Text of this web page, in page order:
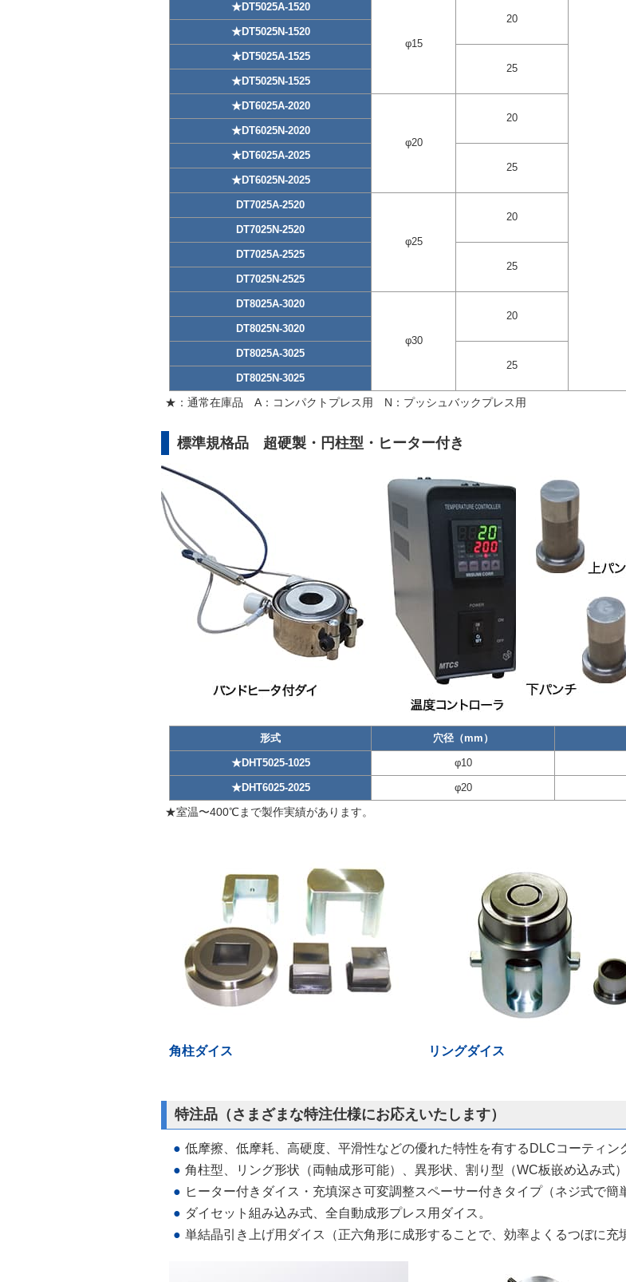
★DT5025A-1520
φ15
20
★DT5025N-1520
★DT5025A-1525
25
★DT5025N-1525
★DT6025A-2020
φ20
20
★DT6025N-2020
★DT6025A-2025
25
★DT6025N-2025
DT7025A-2520
φ25
20
DT7025N-2520
DT7025A-2525
25
DT7025N-2525
DT8025A-3020
φ30
20
DT8025N-3020
DT8025A-3025
25
DT8025N-3025
★：通常在庫品 A：コンパクトプレス用 N：プッシュバックプレス用
標準規格品 超硬製・円柱型・ヒーター付き
形式 穴径（mm）
★DHT5025-1025 φ10
★DHT6025-2025 φ20
★室温〜400℃まで製作実績があります。
角柱ダイス リングダイス
特注品（さまざまな特注仕様にお応えいたします）
● 低摩擦、低摩耗、高硬度、平滑性などの優れた特性を有するDLCコーティン
● 角柱型、リング形状（両軸成形可能）、異形状、割り型（WC板嵌め込み式
● ヒーター付きダイス・充填深さ可変調整スペーサー付きタイプ（ネジ式で簡
● ダイセット組み込み式、全自動成形プレス用ダイス。
● 単結晶引き上げ用ダイス（正六角形に成形することで、効率よくるつぼに充